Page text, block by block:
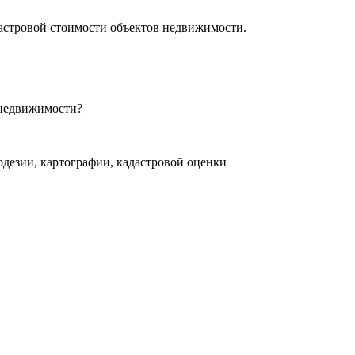
стоимости объектов недвижимости.
картографии, кадастровой оценки